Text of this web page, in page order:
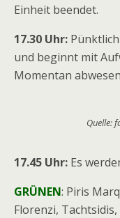
Einheit beendet.
17.30 Uhr:
und beginnt mit
Momentan
Quelle:
17.45 Uhr: Es
GRÜNEN: Piris
Florenzi,